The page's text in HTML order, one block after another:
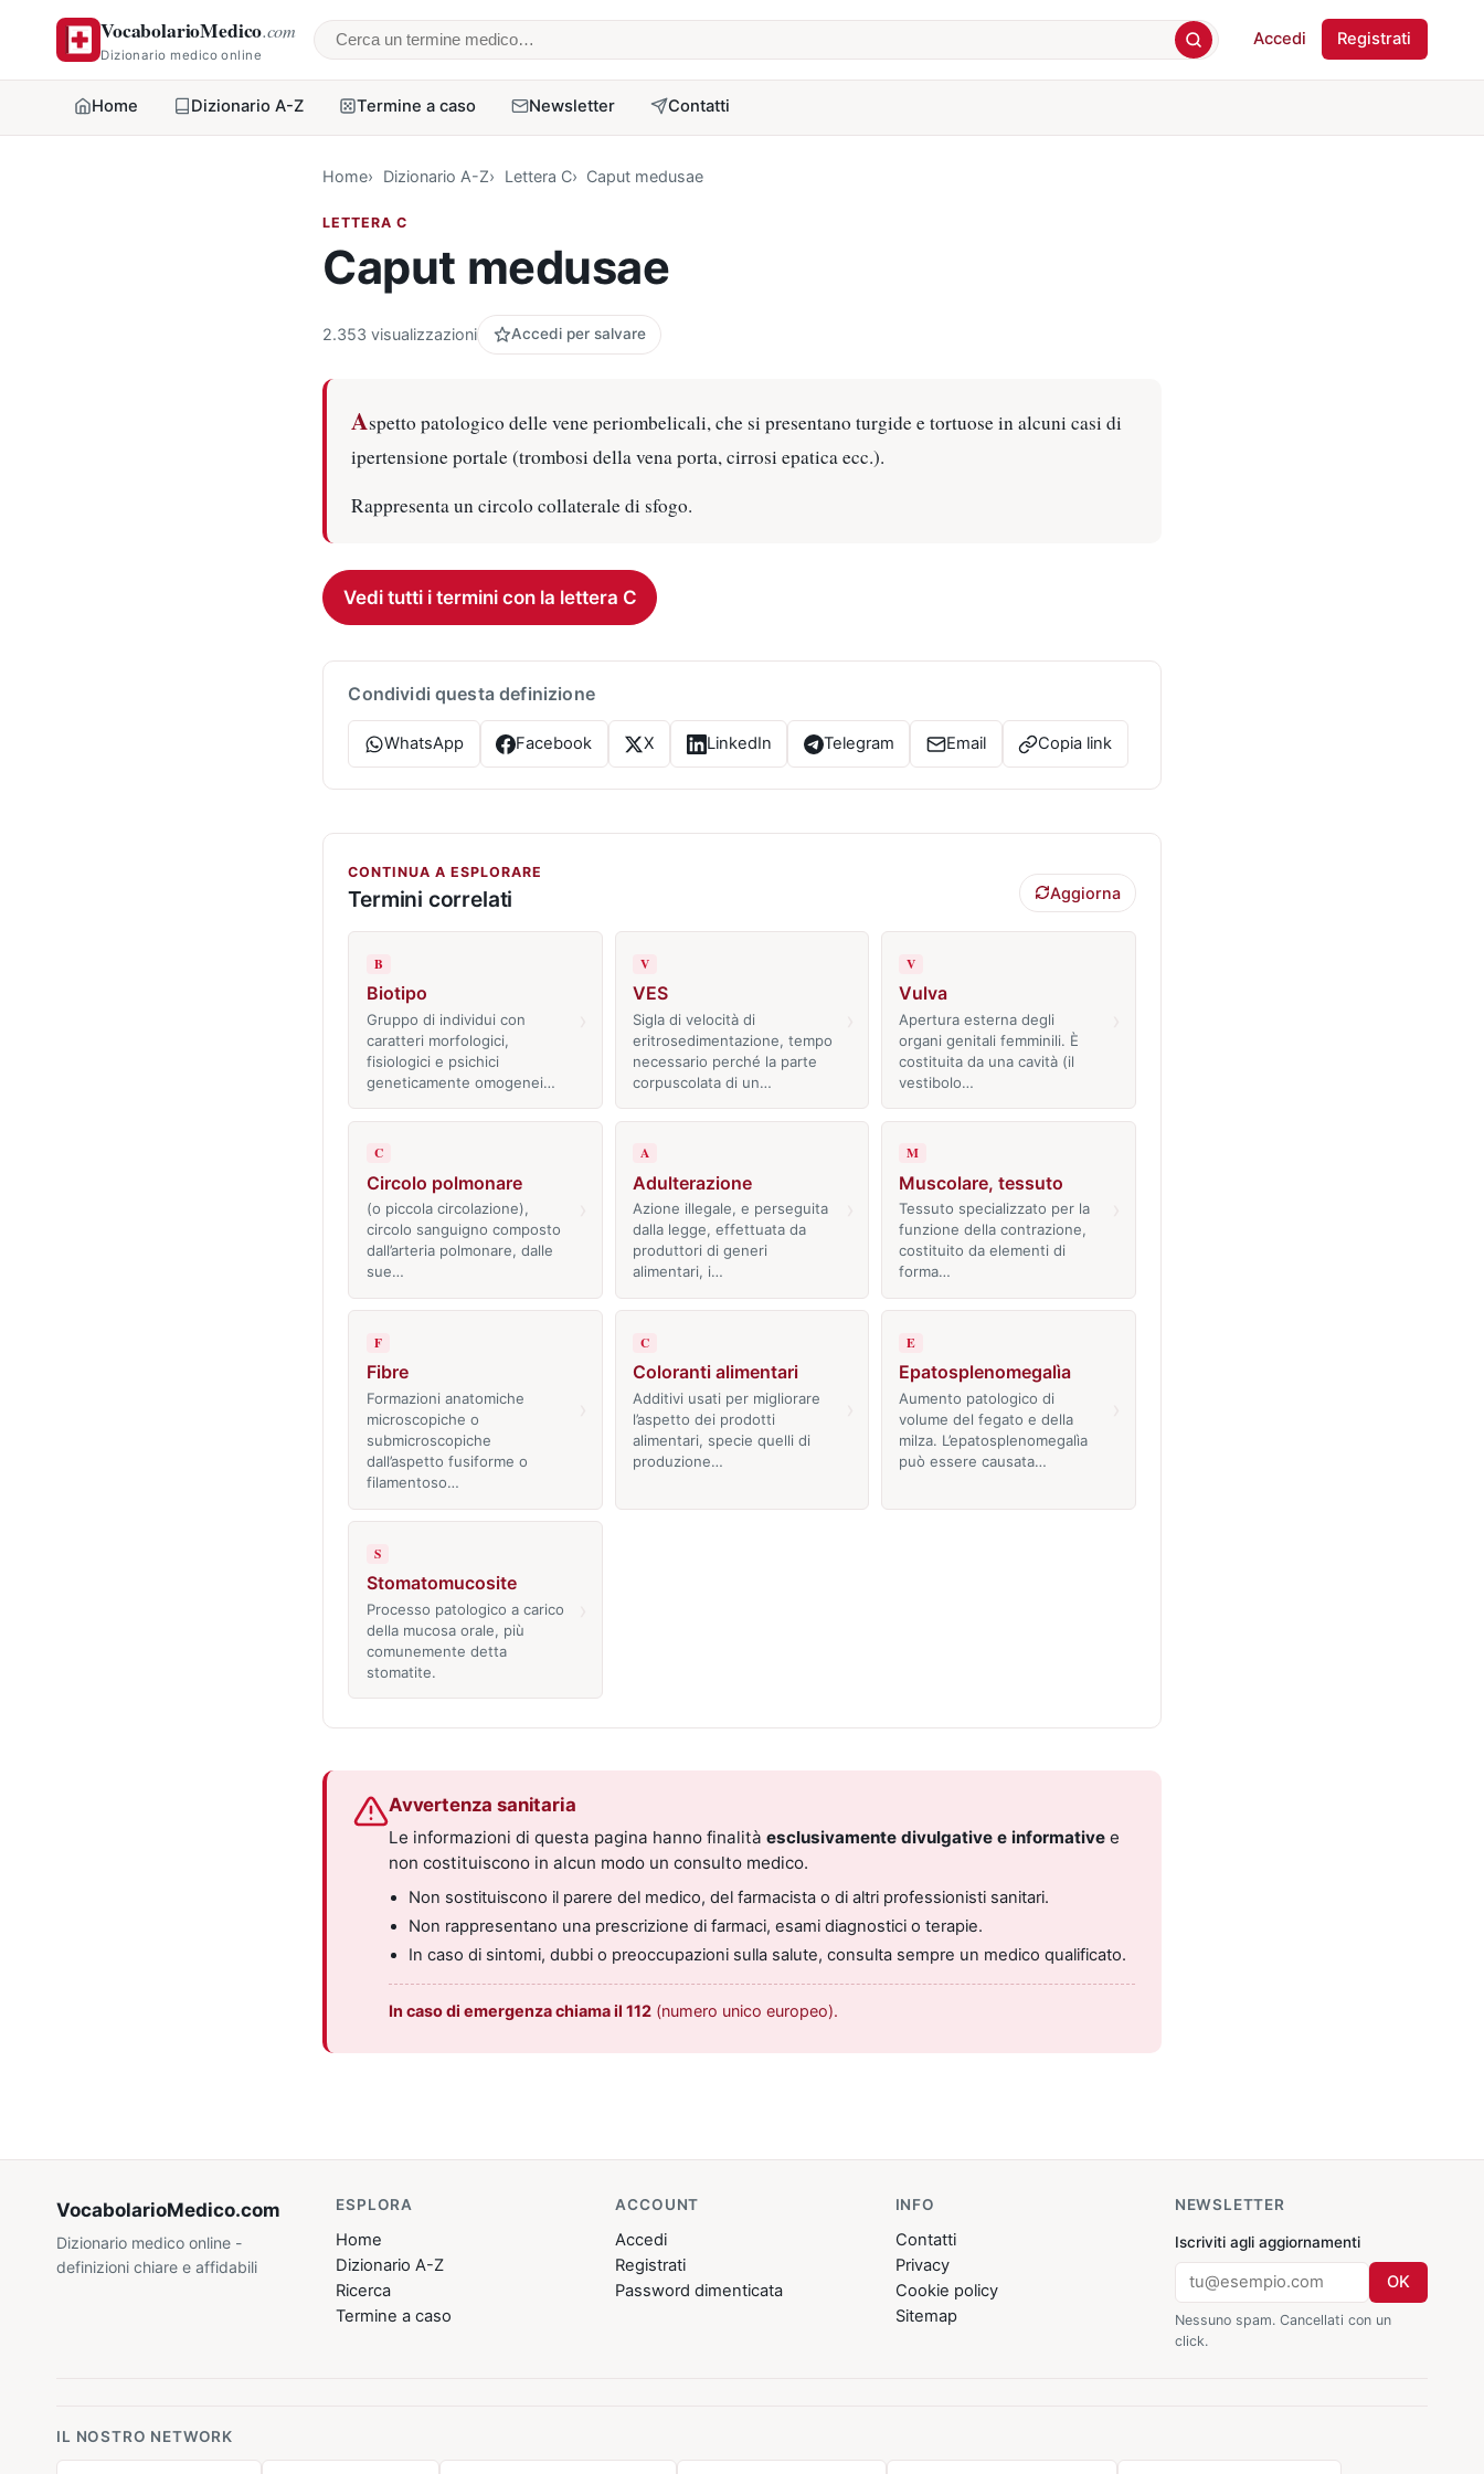
VocabolarioMedico.com
Dizionario medico online Cerca un termine medico
Accedi Registrati
Home Dizionario A-Z Termine a caso Newsletter Contatti
Home Dizionario A-Z Lettera C Caput medusae
LETTERA C
Caput medusae
2.353 visualizzazioni Accedi per salvare
Aspetto patologico delle vene periombelicali, che si presentano turgide e tortuose in alcuni casi di
ipertensione portale (trombosi della vena porta, cirrosi epatica ecc.).
Rappresenta un circolo collaterale di sfogo.
Vedi tutti i termini con la lettera C
Condividi questa definizione
WhatsApp Facebook X LinkedIn Telegram Email Copia link
CONTINUA A ESPLORARE
Termini correlati Aggiorna
B
Biotipo
Gruppo di individui con
caratteri morfologici,
fisiologici e psichici
geneticamente omogenei…
V
VES
Sigla di velocità di
eritrosedimentazione, tempo
necessario perché la parte
corpuscolata di un…
V
Vulva
Apertura esterna degli
organi genitali femminili. È
costituita da una cavità (il
vestibolo…
C
Circolo polmonare
(o piccola circolazione),
circolo sanguigno composto
dall’arteria polmonare, dalle
sue…
A
Adulterazione
Azione illegale, e perseguita
dalla legge, effettuata da
produttori di generi
alimentari, i…
M
Muscolare, tessuto
Tessuto specializzato per la
funzione della contrazione,
costituito da elementi di
forma…
F
Fibre
Formazioni anatomiche
microscopiche o
submicroscopiche
dall’aspetto fusiforme o
filamentoso…
C
Coloranti alimentari
Additivi usati per migliorare
l’aspetto dei prodotti
alimentari, specie quelli di
produzione…
E
Epatosplenomegalìa
Aumento patologico di
volume del fegato e della
milza. L’epatosplenomegalìa
può essere causata…
S
Stomatomucosite
Processo patologico a carico
della mucosa orale, più
comunemente detta
stomatite.
Avvertenza sanitaria
Le informazioni di questa pagina hanno finalità esclusivamente divulgative e informative e
non costituiscono in alcun modo un consulto medico.
Non sostituiscono il parere del medico, del farmacista o di altri professionisti sanitari.
Non rappresentano una prescrizione di farmaci, esami diagnostici o terapie.
In caso di sintomi, dubbi o preoccupazioni sulla salute, consulta sempre un medico qualificato.
In caso di emergenza chiama il 112 (numero unico europeo).
VocabolarioMedico.com
Dizionario medico online -
definizioni chiare e affidabili
ESPLORA
Home
Dizionario A-Z
Ricerca
Termine a caso
ACCOUNT
Accedi
Registrati
Password dimenticata
INFO
Contatti
Privacy
Cookie policy
Sitemap
NEWSLETTER
Iscriviti agli aggiornamenti
OK
Nessuno spam. Cancellati con un
click.
IL NOSTRO NETWORK